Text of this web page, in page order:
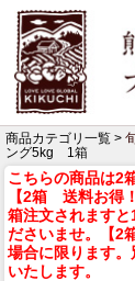
商品カテゴリ一覧 >
ング5kg 1箱
こちらの商品は2
【2箱 送料お得
箱注文されますと
ださいませ。【2
場合に限ります
いたします。